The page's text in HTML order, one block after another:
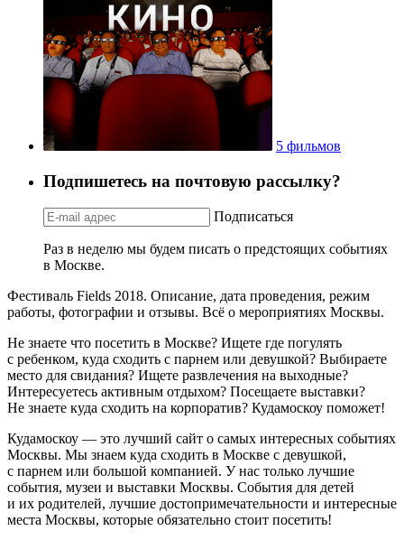
5 фильмов
Подпишетесь на почтовую рассылку?
Подписаться
Раз в неделю мы будем писать о предстоящих событиях
в Москве.
Фестиваль Fields 2018. Описание, дата проведения, режим
работы, фотографии и отзывы. Всё о мероприятиях Москвы.
Не знаете что посетить в Москве? Ищете где погулять
с ребенком, куда сходить с парнем или девушкой? Выбираете
место для свидания? Ищете развлечения на выходные?
Интересуетесь активным отдыхом? Посещаете выставки?
Не знаете куда сходить на корпоратив? Кудамоскоу поможет!
Кудамоскоу — это лучший сайт о самых интересных событиях
Москвы. Мы знаем куда сходить в Москве с девушкой,
с парнем или большой компанией. У нас только лучшие
события, музеи и выставки Москвы. События для детей
и их родителей, лучшие достопримечательности и интересные
места Москвы, которые обязательно стоит посетить!